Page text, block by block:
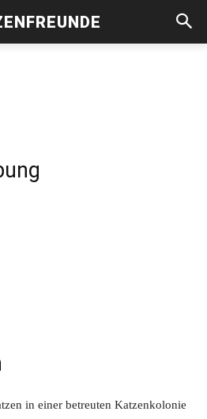
in einer betreuten Katzenkolonie